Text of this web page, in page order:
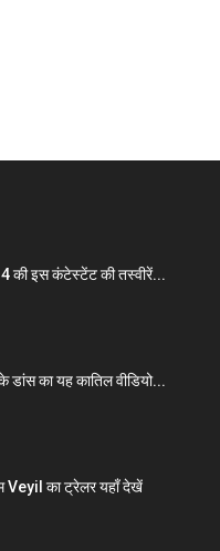
की इस कंटेस्टेंट की तस्वीरें...
डांस का यह कातिल वीडियो...
का ट्रेलर यहाँ देखें